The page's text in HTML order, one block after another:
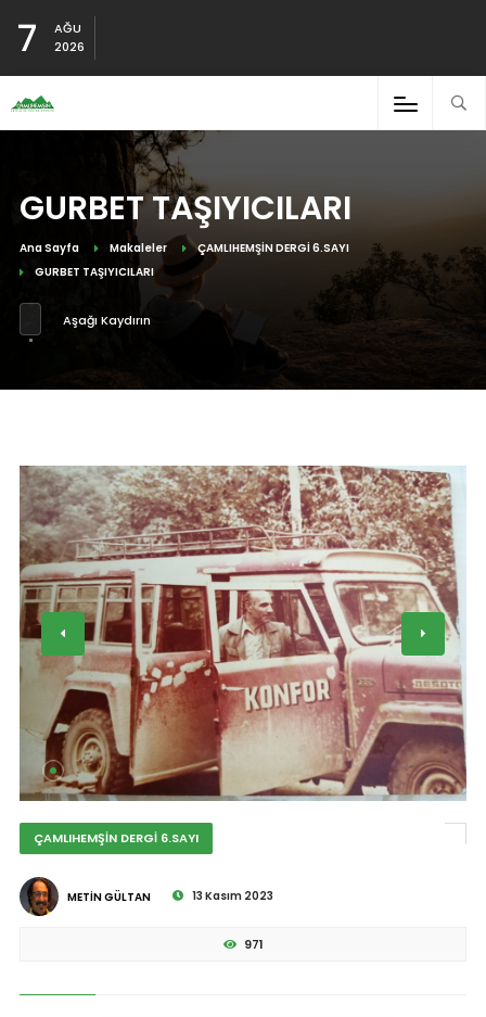
7
AĞU
2026
GURBET TAŞIYICILARI
Ana Sayfa Makaleler
ÇAMLIHEMŞİN DERGİ 6.SAYI
GURBET TAŞIYICILARI
Aşağı Kaydırın
ÇAMLIHEMŞİN DERGİ 6.SAYI
METİN GÜLTAN 13 Kasım 2023
971